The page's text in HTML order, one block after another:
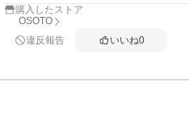
購入したストア
OSOTO
違反報告
いいね0